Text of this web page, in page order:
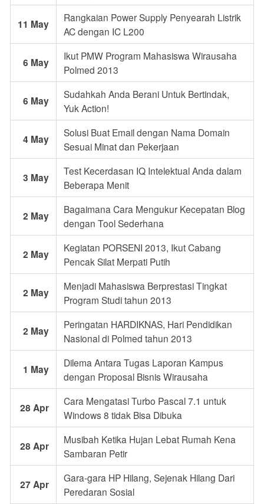
11 May
Rangkaian Power Supply Penyearah Listrik
AC dengan IC L200
6 May
Ikut PMW Program Mahasiswa Wirausaha
Polmed 2013
6 May
Sudahkah Anda Berani Untuk Bertindak,
Yuk Action!
4 May
Solusi Buat Email dengan Nama Domain
Sesuai Minat dan Pekerjaan
3 May
Test Kecerdasan IQ Intelektual Anda dalam
Beberapa Menit
2 May
Bagaimana Cara Mengukur Kecepatan Blog
dengan Tool Sederhana
2 May
Kegiatan PORSENI 2013, Ikut Cabang
Pencak Silat Merpati Putih
2 May
Menjadi Mahasiswa Berprestasi Tingkat
Program Studi tahun 2013
2 May
Peringatan HARDIKNAS, Hari Pendidikan
Nasional di Polmed tahun 2013
1 May
Dilema Antara Tugas Laporan Kampus
dengan Proposal Bisnis Wirausaha
28 Apr
Cara Mengatasi Turbo Pascal 7.1 untuk
Windows 8 tidak Bisa Dibuka
28 Apr
Musibah Ketika Hujan Lebat Rumah Kena
Sambaran Petir
27 Apr
Gara-gara HP Hilang, Sejenak Hilang Dari
Peredaran Sosial